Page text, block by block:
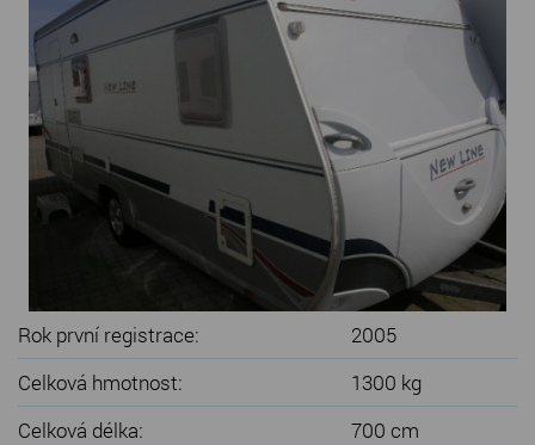
SERVIS KARAVANŮ
KONTAKT
Rok první registrace:
2005
Celková hmotnost:
1300 kg
Celková délka:
700 cm